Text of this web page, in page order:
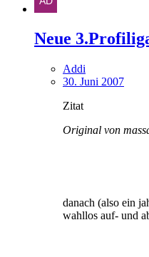
Neue
Addi
30. Juni 2007
Zitat
Original von
danach (also ein
wahllos auf- und